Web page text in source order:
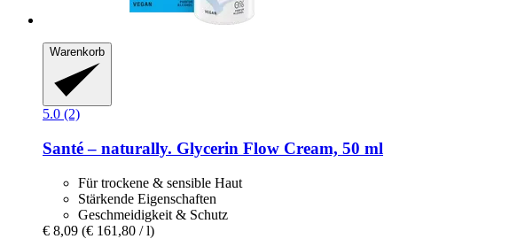
Warenkorb
5.0 (2)
Santé – naturally. Glycerin Flow Cream, 50 ml
Für trockene & sensible Haut
Stärkende Eigenschaften
Geschmeidigkeit & Schutz
€ 8,09 (€ 161,80 / l)